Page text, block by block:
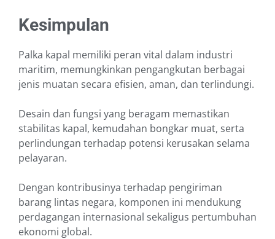
Kesimpulan
Palka kapal memiliki peran vital dalam industri
maritim, memungkinkan pengangkutan berbagai
jenis muatan secara efisien, aman, dan terlindungi.
Desain dan fungsi yang beragam memastikan
stabilitas kapal, kemudahan bongkar muat, serta
perlindungan terhadap potensi kerusakan selama
pelayaran.
Dengan kontribusinya terhadap pengiriman
barang lintas negara, komponen ini mendukung
perdagangan internasional sekaligus pertumbuhan
ekonomi global.